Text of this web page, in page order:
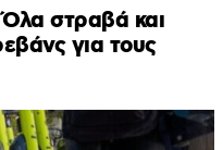
στραβά και
για τους